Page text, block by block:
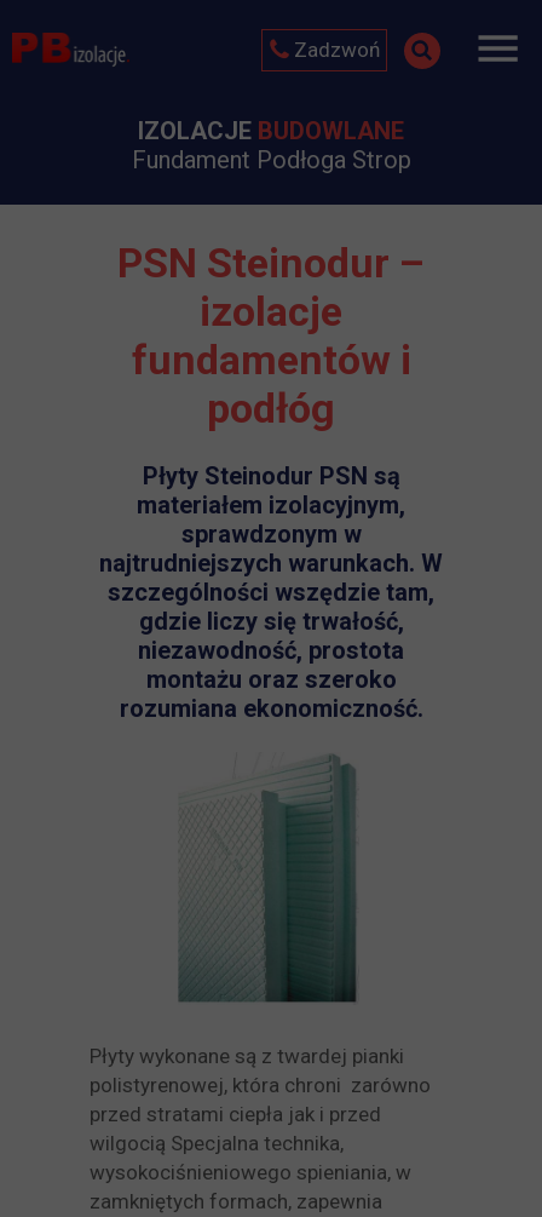
Zadzwoń
IZOLACJE BUDOWLANE
Fundament Podłoga Strop
PSN Steinodur –
izolacje
fundamentów i
podłóg
Płyty Steinodur PSN są
materiałem izolacyjnym,
sprawdzonym w
najtrudniejszych warunkach. W
szczególności wszędzie tam,
gdzie liczy się trwałość,
niezawodność, prostota
montażu oraz szeroko
rozumiana ekonomiczność.
Płyty wykonane są z twardej pianki
polistyrenowej, która chroni zarówno
przed stratami ciepła jak i przed
wilgocią Specjalna technika,
wysokociśnieniowego spieniania, w
zamkniętych formach, zapewnia